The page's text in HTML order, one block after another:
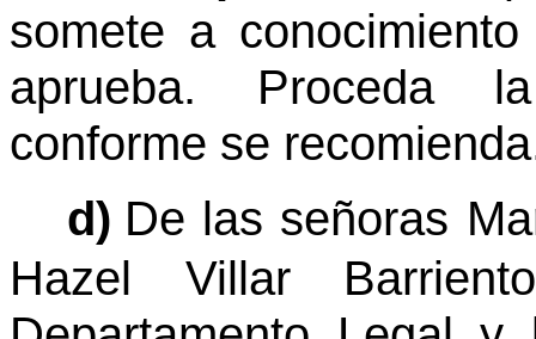
somete a
aprueba. Proceda
conforme se
d) De las señoras
Hazel Villar